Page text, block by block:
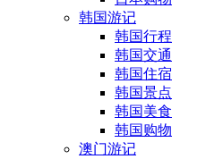
韩国游记
韩国行程
韩国交通
韩国住宿
韩国景点
韩国美食
韩国购物
澳门游记